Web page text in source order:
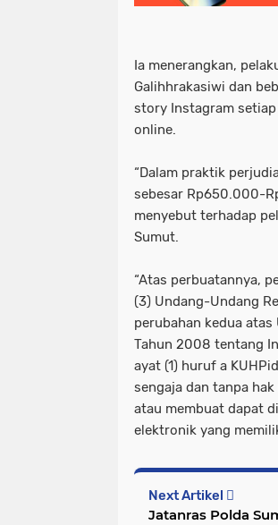
Ia menerangkan,
Galihhrakasiwi dan
story Instagram
online.
“Dalam praktik
sebesar Rp650.000-
menyebut terhadap
Sumut.
“Atas perbuatannya,
(3) Undang-Undang
perubahan kedua
Tahun 2008 tentang
ayat (1) huruf a
sengaja dan tanpa
atau membuat dapat
elektronik yang
Next Artikel
Jatanras Polda